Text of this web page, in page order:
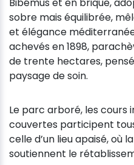
sobre mais équilibrée,
et élégance
achevés en 1898,
de trente hectares,
paysage de soin.
Le parc arboré, les cours
couvertes participent
celle d’un lieu apaisé, où
soutiennent le